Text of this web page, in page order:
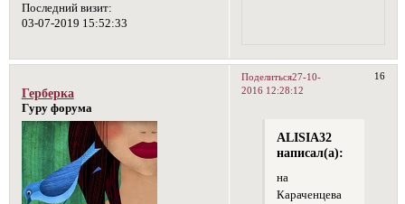
Последний визит:
03-07-2019 15:52:33
Поделиться 16
27-10-
2016 12:28:12
Герберка
Гуру форума
ALISIA32
написал(а):
на
Караченцева